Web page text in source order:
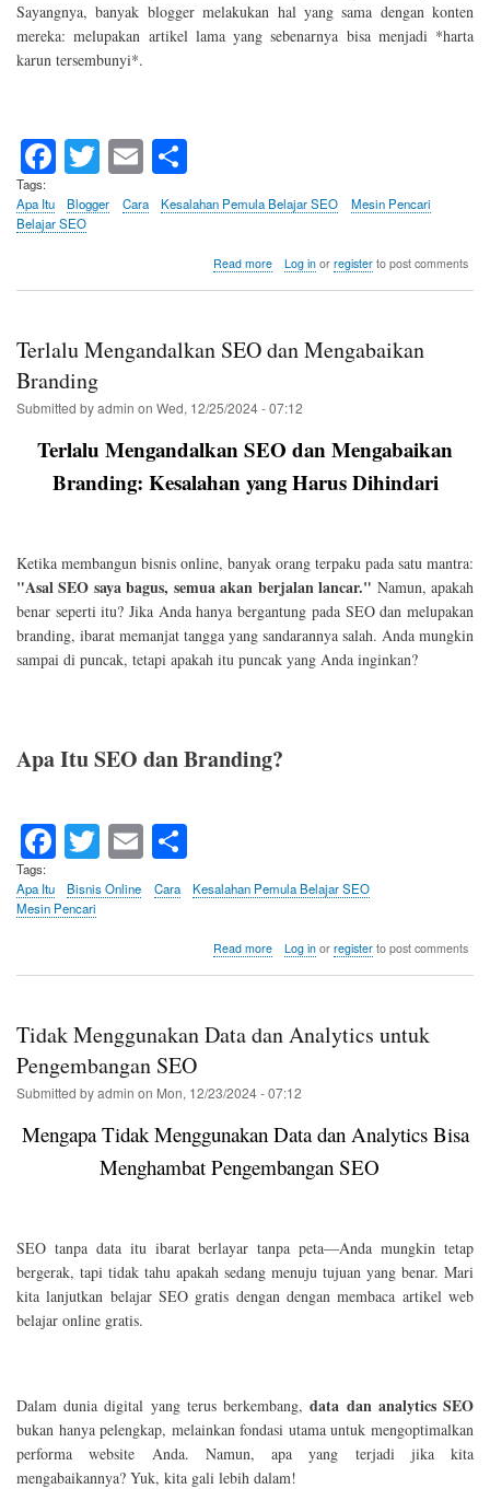
Sayangnya, banyak blogger melakukan hal yang sama dengan konten
mereka: melupakan artikel lama yang sebenarnya bisa menjadi *harta
karun tersembunyi*.
Fa
ce
bo
T
wi
tte
E
m
ailre
Tags
Apa Itu
Blogger Cara Kesalahan Pemula Belajar SEO
Mesin Pencari
Belajar SEO
Read moreabout
pada
Log inor registerto post comments
Terlalu Mengandalkan SEO dan Mengabaikan
Branding
Submitted byadmin on Wed, 12/25/2024 - 07:12
Terlalu Mengandalkan SEO dan Mengabaikan
Branding: Kesalahan yang Harus Dihindari
Ketika membangun bisnis online, banyak orang terpaku pada satu mantra:
"Asal SEO saya bagus, semua akan berjalan lancar." Namun, apakah
benar seperti itu? Jika Anda hanya bergantung pada SEO dan melupakan
branding, ibarat memanjat tangga yang sandarannya salah. Anda mungkin
sampai di puncak, tetapi apakah itu puncak yang Anda inginkan?
Apa Itu SEO dan Branding?
Fa
ce
bo
T
wi
tte
E
m
ail re
Tags
Apa Itu
Bisnis Online Cara
Kesalahan Pemula Belajar SEO
Mesin Pencari
Read moreabout
Mengabaikan
Log inor registerto post comments
Tidak Menggunakan Data dan Analytics untuk
Pengembangan SEO
Submitted byadmin on Mon, 12/23/2024 - 07:12
Mengapa Tidak Menggunakan Data dan Analytics Bisa
Menghambat Pengembangan SEO
SEO tanpa data itu ibarat berlayar tanpa peta—Anda mungkin tetap
bergerak, tapi tidak tahu apakah sedang menuju tujuan yang benar. Mari
kita lanjutkan belajar SEO gratis dengan dengan membaca artikel web
belajar online gratis.
Dalam dunia digital yang terus berkembang,data dan analytics SEO
bukan hanya pelengkap, melainkan fondasi utama untuk mengoptimalkan
performa website Anda. Namun, apa yang terjadi jika kita
mengabaikannya? Yuk, kita gali lebih dalam!